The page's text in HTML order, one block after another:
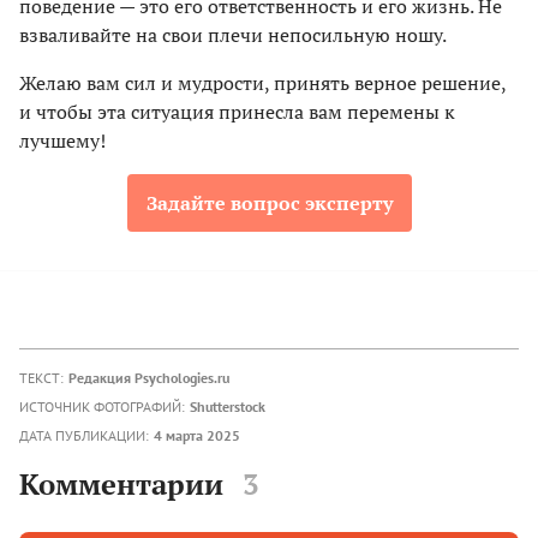
поведение — это его ответственность и его жизнь. Не
взваливайте на свои плечи непосильную ношу.
Желаю вам сил и мудрости, принять верное решение,
и чтобы эта ситуация принесла вам перемены к
лучшему!
Задайте вопрос эксперту
ТЕКСТ: Редакция Psychologies.ru
ИСТОЧНИК ФОТОГРАФИЙ: Shutterstock
ДАТА ПУБЛИКАЦИИ: 4 марта 2025
Комментарии 3